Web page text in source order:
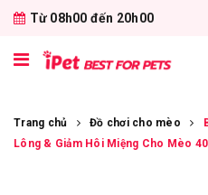
Từ 08h00 đến 20h00
Trang chủ Đồ chơi cho mèo
Lông & Giảm Hôi Miệng Cho Mèo